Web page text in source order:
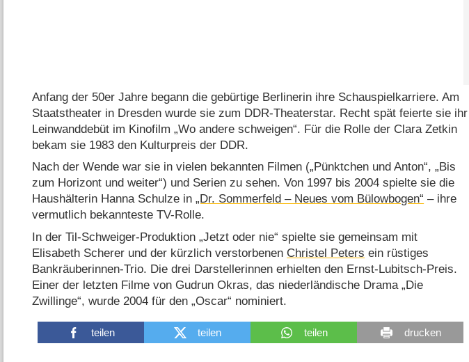
Anfang der 50er Jahre begann die gebürtige Berlinerin ihre Schauspielkarriere. Am
Staatstheater in Dresden wurde sie zum DDR-Theaterstar. Recht spät feierte sie ihr
Leinwanddebüt im Kinofilm „Wo andere schweigen“. Für die Rolle der Clara Zetkin
bekam sie 1983 den Kulturpreis der DDR.
Nach der Wende war sie in vielen bekannten Filmen („Pünktchen und Anton“, „Bis
zum Horizont und weiter“) und Serien zu sehen. Von 1997 bis 2004 spielte sie die
Haushälterin Hanna Schulze in„Dr. Sommerfeld – Neues vom Bülowbogen“ – ihre
vermutlich bekannteste TV-Rolle.
In der Til-Schweiger-Produktion „Jetzt oder nie“ spielte sie gemeinsam mit
Elisabeth Scherer und der kürzlich verstorbenen Christel Peters ein rüstiges
Bankräuberinnen-Trio. Die drei Darstellerinnen erhielten den Ernst-Lubitsch-Preis.
Einer der letzten Filme von Gudrun Okras, das niederländische Drama „Die
Zwillinge“, wurde 2004 für den „Oscar“ nominiert.
teilen teilen teilen drucken